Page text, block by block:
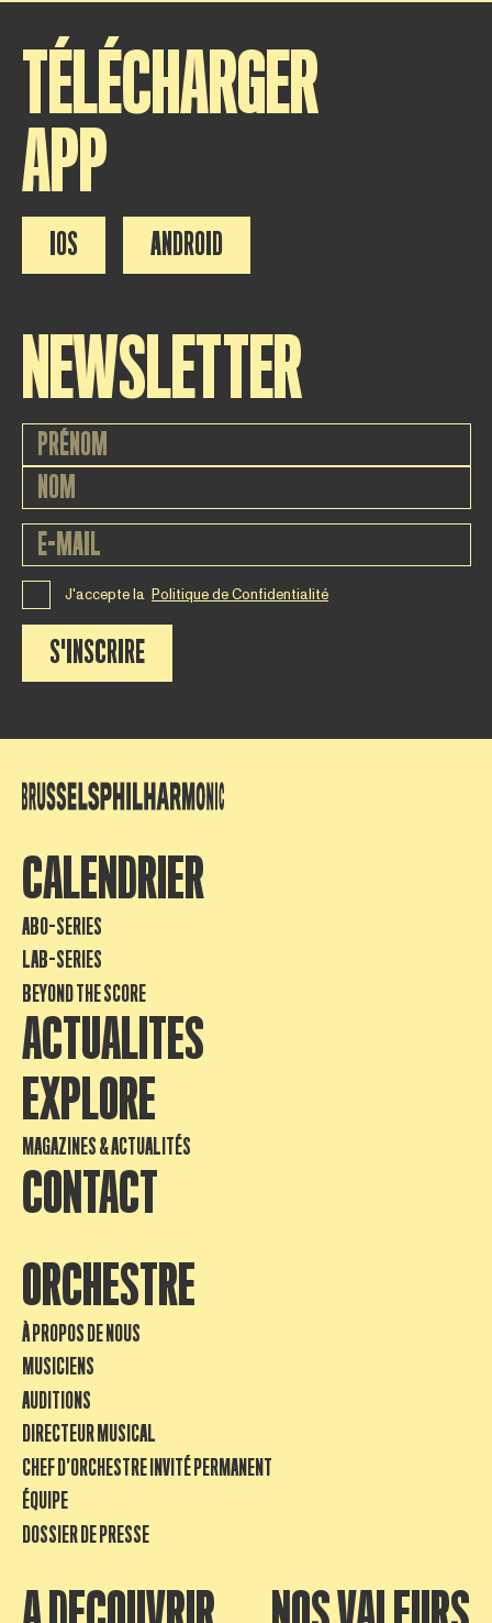
TÉLÉCHARGER
APP
IOS ANDROID
NEWSLETTER
J'accepte la Politique de Confidentialité
S'INSCRIRE
CALENDRIER
ABO-SERIES
LAB-SERIES
BEYOND THE SCORE
ACTUALITES
EXPLORE
MAGAZINES & ACTUALITÉS
CONTACT
ORCHESTRE
À PROPOS DE NOUS
MUSICIENS
AUDITIONS
DIRECTEUR MUSICAL
CHEF D’ORCHESTRE INVITÉ PERMANENT
ÉQUIPE
DOSSIER DE PRESSE